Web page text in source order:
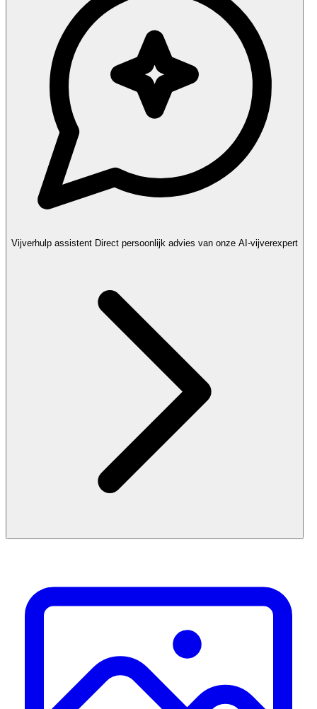
Vijverhulp assistent Direct persoonlijk advies van onze AI-vijverexpert